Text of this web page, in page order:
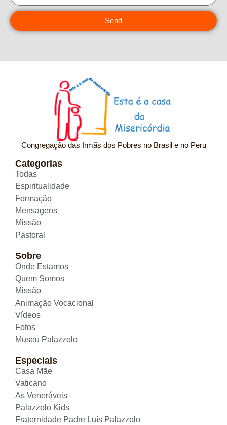
Send
Congregação das Irmãs dos Pobres no Brasil e no Peru
Categorias
Todas
Espiritualidade
Formação
Mensagens
Missão
Pastoral
Sobre
Onde Estamos
Quem Somos
Missão
Animação Vocacional
Vídeos
Fotos
Museu Palazzolo
Especiais
Casa Mãe
Vaticano
As Veneráveis
Palazzolo Kids
Fraternidade Padre Luís Palazzolo